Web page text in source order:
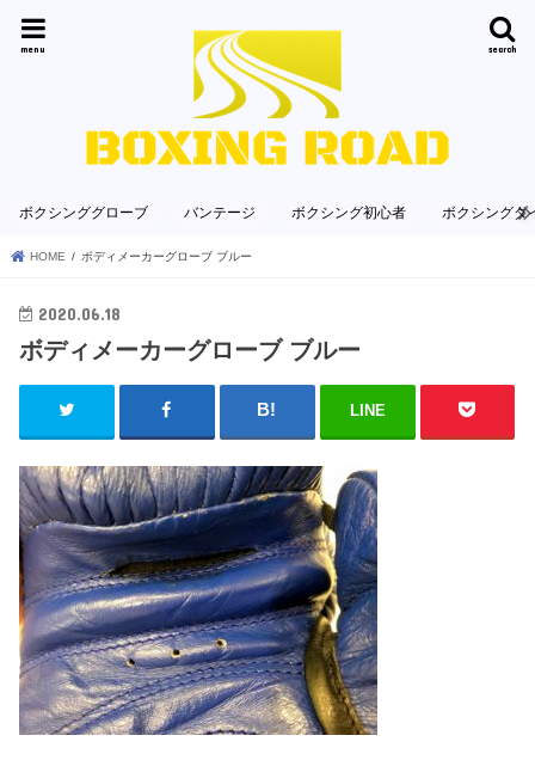
search
menu
ボクシンググローブ バンテージ ボクシング初心者 ボクシングダ
HOME ボディメーカーグローブ ブルー
2020.06.18
ボディメーカーグローブ ブルー
LINE